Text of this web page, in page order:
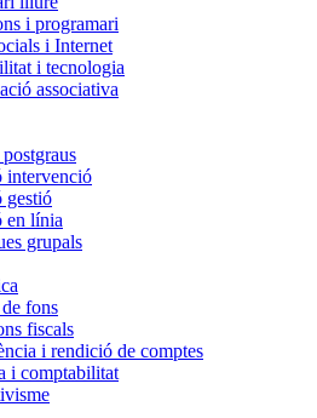
i programari
i Internet
i tecnologia
associativa
intervenció
gestió
en línia
grupals
fons
fiscals
i rendició de comptes
i comptabilitat